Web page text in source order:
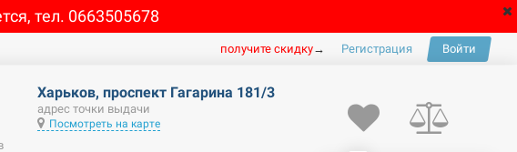
тел. 0663505678
получите скидку→ Регистрация Войти
Харьков, проспект Гагарина 181/3
адрес точки выдачи
Посмотреть на карте